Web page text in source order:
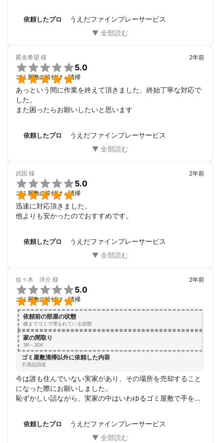
正直不安でした
相場等は詳しくない私にも見積りを取る際に細かく教えて下
まだお若いのに、言葉遣いも綺麗でハキハキとされていて好
印象でした
手際も良く、迅速にお仕事されている姿はさすがプロだなと
感じました
完了してご精算の後も深々と帽子を取ってお辞儀していた姿
には脱帽しました
【うえだサービス】さん一択だなと思いました！その時は是
非とも宜しくお願い致します
依頼したプロ うえだファインプレーサービス
匿名希望 様


5.0
ゴミ屋敷の片付け・清掃
2年前
あっという間に作業を終えて頂きました、終始丁寧な対応で
した。
また困ったらお願いしたいと思います
依頼したプロ うえだファインプレーサービス
武田 様


5.0
ゴミ屋敷の片付け・清掃
2年前
迅速に対応頂きました。
他よりも安かったのでおすすめです。
依頼したプロ うえだファインプレーサービス
佐々木 洋介 様


5.0
ゴミ屋敷の片付け・清掃
2年前
依頼前の部屋の状態
腰までゴミで埋もれている状態
家の間取り
3R～3DK
ゴミ屋敷清掃以外に依頼した内容
不用品回収
今は誰も住んでいない実家があり、その場所を売却すること
になった際にお願いしました。
恥ずかしい話ながら、実家の中はいわゆるゴミ屋敷で手を付
私自身、地方で生活をしており中々帰ることも出来ず困って
おりましたが、ゴミ屋敷清掃の問い合わせをしたところ対応
依頼したプロ うえだファインプレーサービス